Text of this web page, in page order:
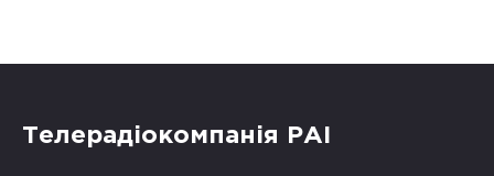
Телерадіокомпанія РАІ